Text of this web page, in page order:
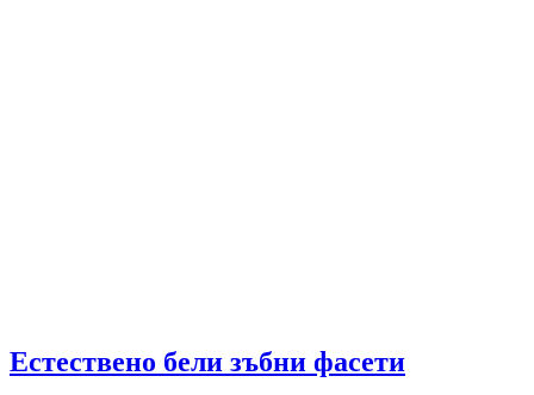
Естествено бели зъбни фасети